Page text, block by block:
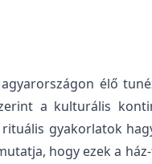
élő
a kulturális
gyakorlatok
hogy ezek a